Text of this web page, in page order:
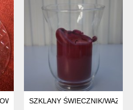
ORYGINALNY ELEGANCKI
SZKLANY ŚWIECZNIK/WAZON